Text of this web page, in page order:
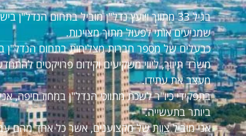
בגיל 33 מתווך ויועץ נדל"ן מוביל בתחום
שמניעים אותי לפעול מתוך מצוינות.
כבעלים של מספר חברות מצליחות בתחום הנדל"ן
משרד תיווך, ליווי משקיעים וקידום פרויקטים
מעצב את עתידו.
בתפקידי כיו"ר לשכת מתווכי הנדל"ן במחוז חיפה,
ביותר בתעשייה.
אני מוביל צוות של מקצוענים, אשר כל אחד מהם